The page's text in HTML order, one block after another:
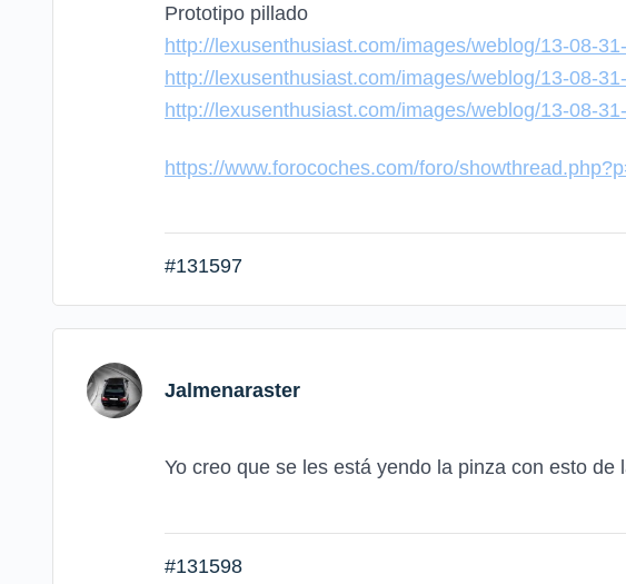
Prototipo pillado
http://lexusenthusiast.com/images/weblog/13-08-
http://lexusenthusiast.com/images/weblog/13-08-
http://lexusenthusiast.com/images/weblog/13-08-
https://www.forocoches.com/foro/
#131597
Jalmenaraster
Yo creo que se les está yendo la pinza con esto
#131598